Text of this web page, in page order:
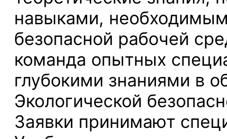
навыками,
безопасной рабочей
команда опытных
глубокими знаниями в
Экологической
Заявки принимают